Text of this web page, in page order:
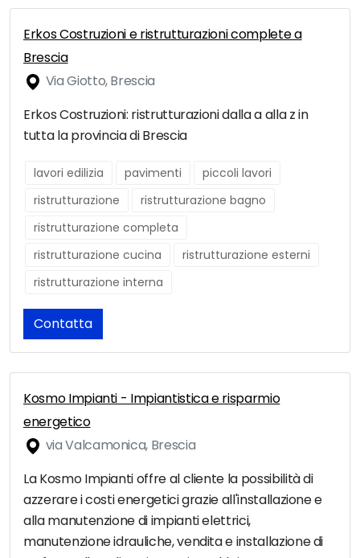
Erkos Costruzioni e ristrutturazioni complete a
Brescia
Via Giotto, Brescia
Erkos Costruzioni: ristrutturazioni dalla a alla z in
tutta la provincia di Brescia
lavori edilizia pavimenti
piccoli lavori
ristrutturazione
ristrutturazione bagno
ristrutturazione completa
ristrutturazione cucina
ristrutturazione esterni
ristrutturazione interna
Contatta
Kosmo Impianti - Impiantistica e risparmio
energetico
via Valcamonica, Brescia
La Kosmo Impianti offre al cliente la possibilità di
azzerare i costi energetici grazie all'installazione e
alla manutenzione di impianti elettrici,
manutenzione idrauliche, vendita e installazione di